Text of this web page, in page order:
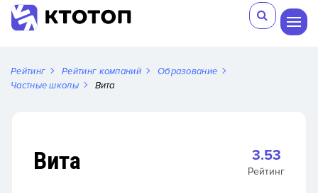
Рейтинг Рейтинг компаний
Образование
Частные школы
Вита
Вита 3.53
Рейтинг